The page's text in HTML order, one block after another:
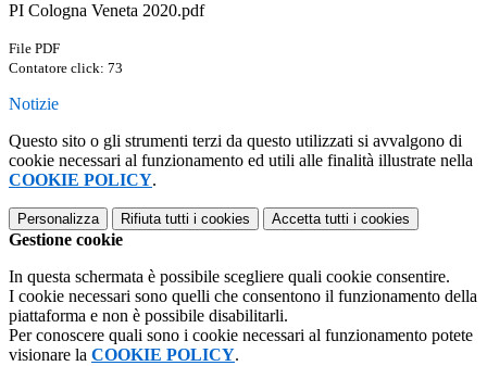
PI Cologna Veneta 2020.pdf
File PDF
Contatore click: 73
Notizie
Questo sito o gli strumenti terzi da questo utilizzati si avvalgono di
cookie necessari al funzionamento ed utili alle finalità illustrate nella
COOKIE POLICY.
Personalizza Rifiuta tutti i cookies Accetta tutti i cookies
Gestione cookie
In questa schermata è possibile scegliere quali cookie consentire.
I cookie necessari sono quelli che consentono il funzionamento della
piattaforma e non è possibile disabilitarli.
Per conoscere quali sono i cookie necessari al funzionamento potete
visionare la COOKIE POLICY.